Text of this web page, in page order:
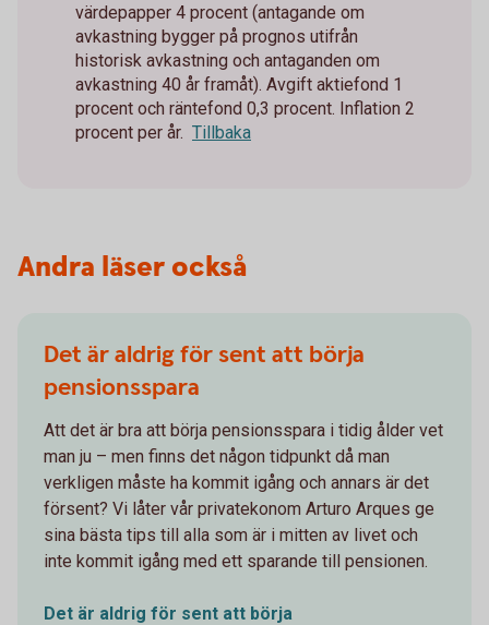
värdepapper 4 procent (antagande om
avkastning bygger på prognos utifrån
historisk avkastning och antaganden om
avkastning 40 år framåt). Avgift aktiefond 1
procent och räntefond 0,3 procent. Inflation 2
procent per år. Tillbaka
Andra läser också
Det är aldrig för sent att börja
pensionsspara
Att det är bra att börja pensionsspara i tidig ålder vet
man ju – men finns det någon tidpunkt då man
verkligen måste ha kommit igång och annars är det
försent? Vi låter vår privatekonom Arturo Arques ge
sina bästa tips till alla som är i mitten av livet och
inte kommit igång med ett sparande till pensionen.
Det är aldrig för sent att börja